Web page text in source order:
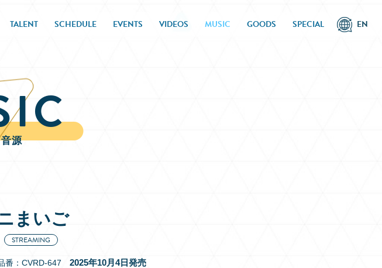
TALENT SCHEDULE EVENTS VIDEOS MUSIC GOODS SPECIAL EN
源
まいご
STREAMING
番：CVRD-647 2025年10月4日発売